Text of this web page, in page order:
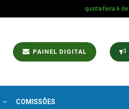
quinta-feira 6
PAINEL DIGITAL
COMISSÕES